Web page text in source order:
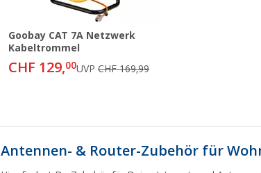
Goobay CAT 7A Netzwerk
Kabeltrommel
CHF 129,00UVPCHF 169,99
Antennen- & Router-Zubehör für